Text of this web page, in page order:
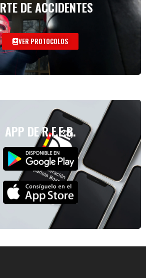
DE ACCIDENTES
VER PROTOCOLOS
APP DE R.F.E.B.